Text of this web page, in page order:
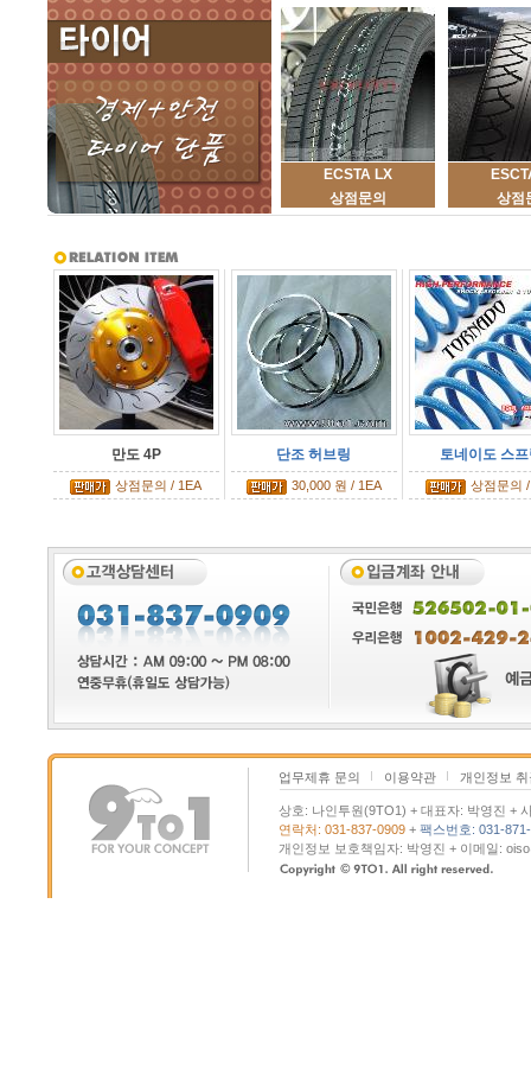
ECSTA LX
상점문의
상점
만도 4P
상점문의 / 1EA
단조 허브링
30,000 원 / 1EA
토네이도 스
상점문의
업무제휴 문의 이용약관 개인정보
상호: 나인투원(9TO1) + 대표자: 박영진 +
연락처: 031-837-0909 + 팩스번호: 031-
개인정보 보호책임자: 박영진 + 이메일: